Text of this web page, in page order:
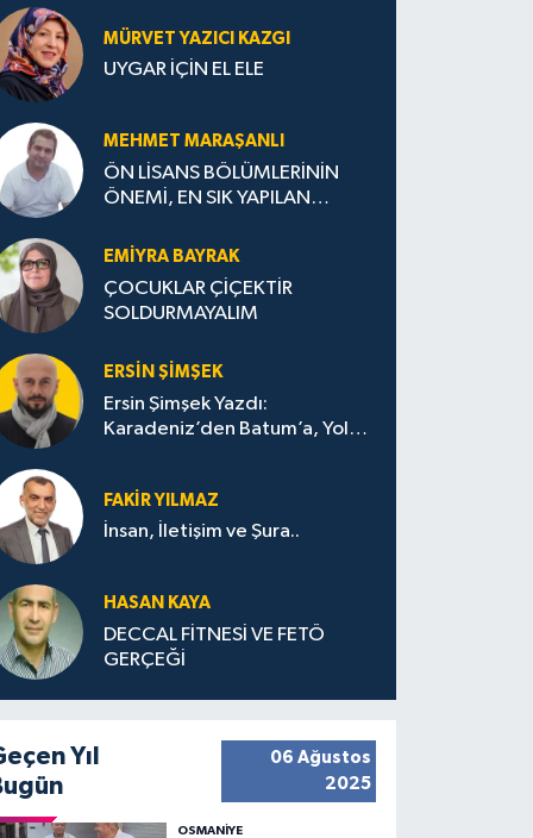
MÜRVET YAZICI KAZGI
UYGAR İÇİN EL ELE
MEHMET MARAŞANLI
ÖN LİSANS BÖLÜMLERİNİN
ÖNEMİ, EN SIK YAPILAN
STRATEJİLERİ
EMIYRA BAYRAK
ÇOCUKLAR ÇİÇEKTİR
SOLDURMAYALIM
ERSIN ŞIMŞEK
Ersin Şimşek Yazdı:
Karadeniz’den Batum’a, Yolun
FAKIR YILMAZ
İnsan, İletişim ve Şura..
HASAN KAYA
DECCAL FİTNESİ VE FETÖ
GERÇEĞİ
Yıl
06 Ağustos
2025
OSMANIYE